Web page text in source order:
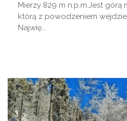
Mierzy 829 m n.p.m.Jest górą
którą z powodzeniem
Najwię...